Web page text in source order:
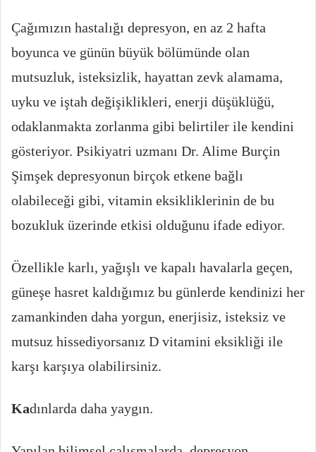
Çağımızın hastalığı depresyon, en az 2 hafta
boyunca ve günün büyük bölümünde olan
mutsuzluk, isteksizlik, hayattan zevk alamama,
uyku ve iştah değişiklikleri, enerji düşüklüğü,
odaklanmakta zorlanma gibi belirtiler ile kendini
gösteriyor. Psikiyatri uzmanı Dr. Alime Burçin
Şimşek depresyonun birçok etkene bağlı
olabileceği gibi, vitamin eksikliklerinin de bu
bozukluk üzerinde etkisi olduğunu ifade ediyor.
Özellikle karlı, yağışlı ve kapalı havalarla geçen,
güneşe hasret kaldığımız bu günlerde kendinizi her
zamankinden daha yorgun, enerjisiz, isteksiz ve
mutsuz hissediyorsanız D vitamini eksikliği ile
karşı karşıya olabilirsiniz.
Kadınlarda daha yaygın.